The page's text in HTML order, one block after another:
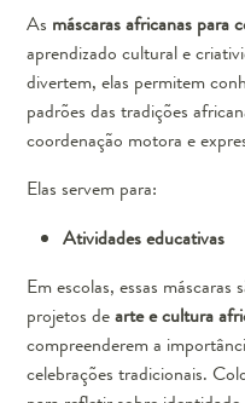
As máscaras africanas para
aprendizado cultural e
divertem, elas permitem
padrões das tradições
coordenação motora e
Elas servem para:
Atividades educativas
Em escolas, essas
projetos dearte e cultura
compreenderem a
celebrações tradicionais.